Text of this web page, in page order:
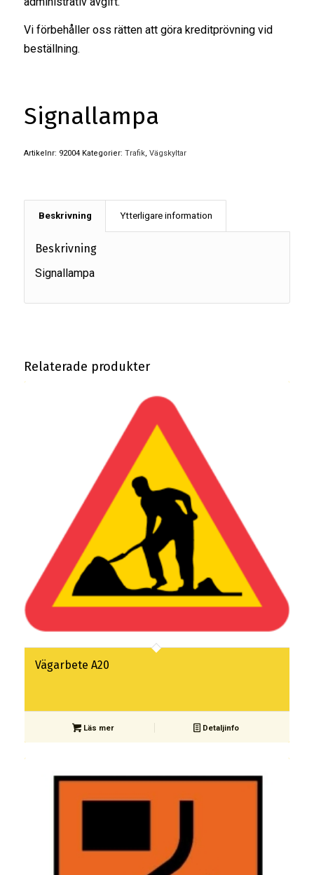
Vi förbehåller oss rätten att göra kreditprövning vid
beställning.
Signallampa
Artikelnr: 92004 Kategorier: Trafik, Vägskyltar
Beskrivning Ytterligare information
Beskrivning
Signallampa
Relaterade produkter
Vägarbete A20
Läs mer Detaljinfo